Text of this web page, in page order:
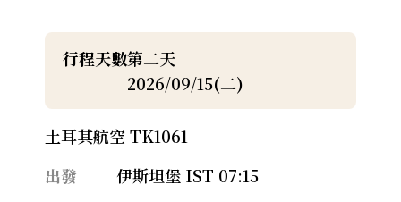
行程天數第二天
2026/09/15(二)
土耳其航空 TK1061
出發
伊斯坦堡 IST 07:15